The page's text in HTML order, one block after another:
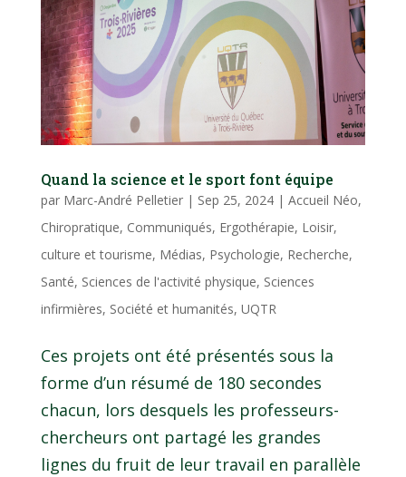
Quand la science et le sport font équipe
par Marc-André Pelletier| Sep 25, 2024| Accueil Néo,
Chiropratique, Communiqués, Ergothérapie, Loisir,
culture et tourisme, Médias, Psychologie, Recherche,
Santé, Sciences de l'activité physique, Sciences
infirmières, Société et humanités, UQTR
Ces projets ont été présentés sous la
forme d’un résumé de 180 secondes
chacun, lors desquels les professeurs-
chercheurs ont partagé les grandes
lignes du fruit de leur travail en parallèle